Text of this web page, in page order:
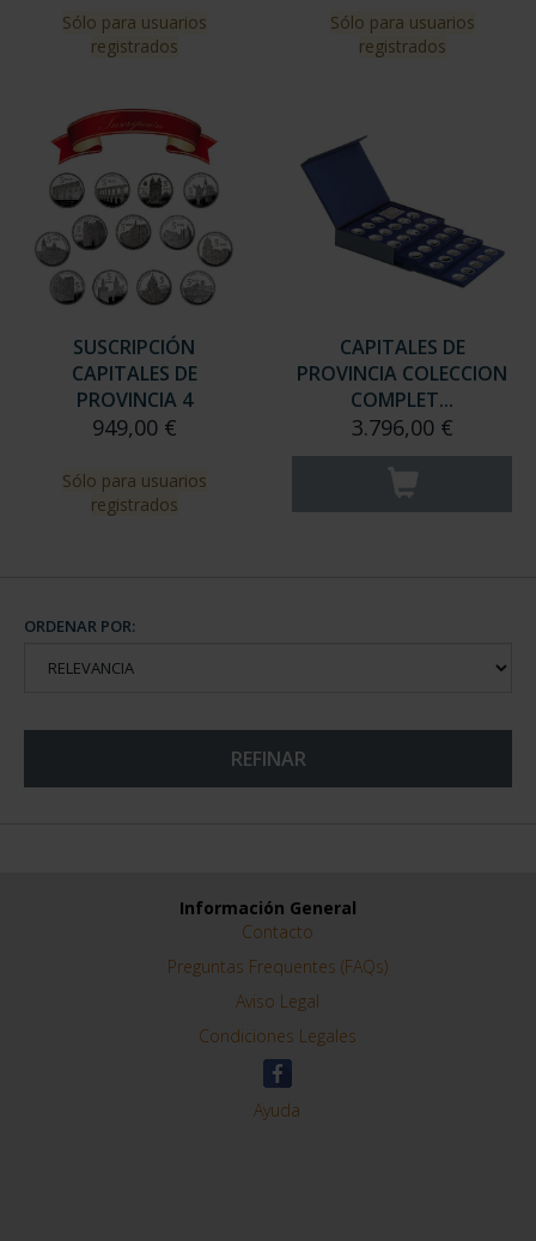
Sólo para usuarios
registrados
Sólo para usuarios
registrados
SUSCRIPCIÓN
CAPITALES DE
PROVINCIA 4
949,00 €
Sólo para usuarios
registrados
CAPITALES DE
PROVINCIA COLECCION
COMPLET...
3.796,00 €
ORDENAR POR:
REFINAR
Información General
Contacto
Preguntas Frequentes (FAQs)
Aviso Legal
Condiciones Legales
Ayuda